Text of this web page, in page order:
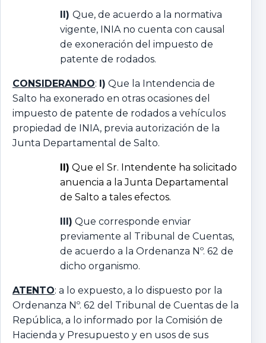
II) Que, de acuerdo a la normativa
vigente, INIA no cuenta con causal
de exoneración del impuesto de
patente de rodados.
CONSIDERANDO: I) Que la Intendencia de
Salto ha exonerado en otras ocasiones del
impuesto de patente de rodados a vehículos
propiedad de INIA, previa autorización de la
Junta Departamental de Salto.
II) Que el Sr. Intendente ha solicitado
anuencia a la Junta Departamental
de Salto a tales efectos.
III) Que corresponde enviar
previamente al Tribunal de Cuentas,
de acuerdo a la Ordenanza Nº. 62 de
dicho organismo.
ATENTO: a lo expuesto, a lo dispuesto por la
Ordenanza Nº. 62 del Tribunal de Cuentas de la
República, a lo informado por la Comisión de
Hacienda y Presupuesto y en usos de sus